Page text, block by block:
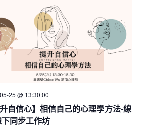
升自信心】相信自己的心理學方法-線
同步工作坊
25 @ 13:30:00